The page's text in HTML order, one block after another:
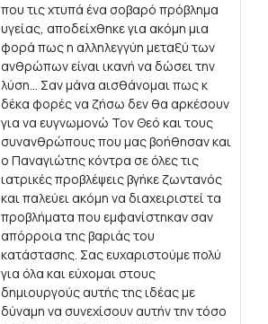
που τις χτυπά ένα σοβαρό πρόβλημα
υγείας, αποδείχθηκε για ακόμη μια
φορά πως η αλληλεγγύη μεταξύ των
ανθρώπων είναι ικανή να δώσει την
λύση... Σαν μάνα αισθάνομαι πως κ
δέκα φορές να ζήσω δεν θα αρκέσουν
για να ευγνωμονώ Τον Θεό και τους
συνανθρώπους που μας βοήθησαν και
ο Παναγιώτης κόντρα σε όλες τις
ιατρικές προβλέψεις βγήκε ζωντανός
και παλεύει ακόμη να διαχειριστεί τα
προβλήματα που εμφανίστηκαν σαν
απόρροια της βαριάς του
κατάστασης. Σας ευχαριστούμε πολύ
για όλα και εύχομαι στους
δημιουργούς αυτής της ιδέας με
δύναμη να συνεχίσουν αυτήν την τόσο